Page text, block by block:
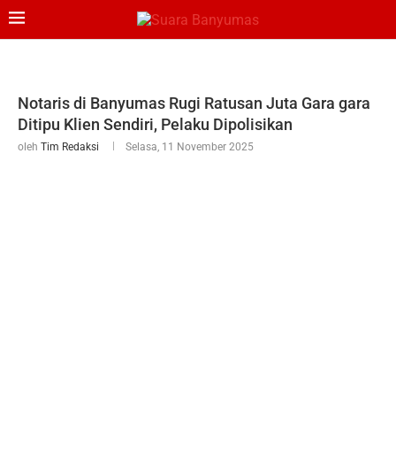
Notaris di Banyumas Rugi Ratusan Juta Gara gara
Ditipu Klien Sendiri, Pelaku Dipolisikan
oleh Tim Redaksi Selasa, 11 November 2025